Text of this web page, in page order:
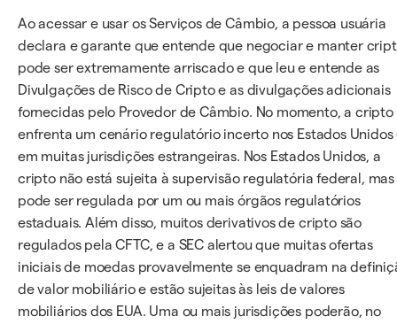
Ao acessar e usar os Serviços de Câmbio, a pessoa usuária
declara e garante que entende que negociar e manter
pode ser extremamente arriscado e que leu e entende as
Divulgações de Risco de Cripto e as divulgações adicionais
fornecidas pelo Provedor de Câmbio. No momento, a cripto
enfrenta um cenário regulatório incerto nos Estados Unidos
em muitas jurisdições estrangeiras. Nos Estados Unidos, a
cripto não está sujeita à supervisão regulatória federal, mas
pode ser regulada por um ou mais órgãos regulatórios
estaduais. Além disso, muitos derivativos de cripto são
regulados pela CFTC, e a SEC alertou que muitas ofertas
iniciais de moedas provavelmente se enquadram na
de valor mobiliário e estão sujeitas às leis de valores
mobiliários dos EUA. Uma ou mais jurisdições poderão, no